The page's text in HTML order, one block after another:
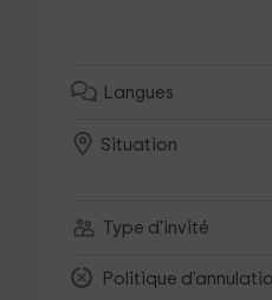
Langues
Situation
Type d'invité
Politique